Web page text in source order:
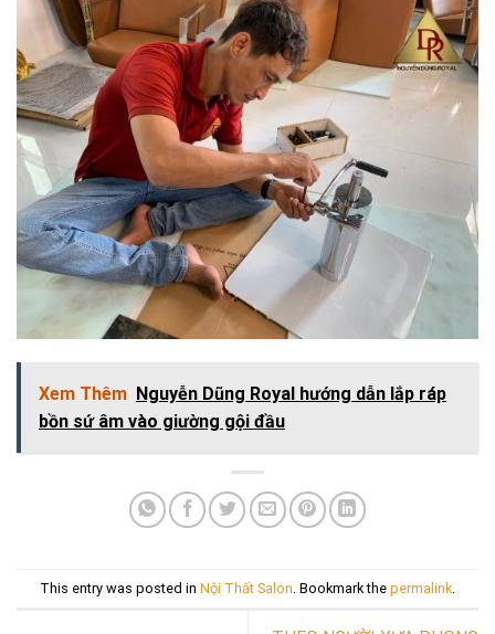
Xem Thêm Nguyễn Dũng Royal hướng dẫn lắp ráp
bồn sứ âm vào giường gội đầu
This entry was posted in Nội Thất Salon . Bookmark the permalink